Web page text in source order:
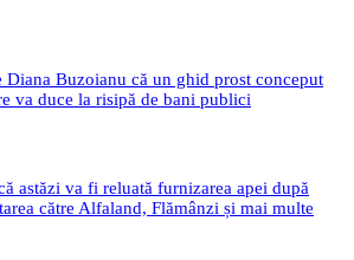
Diana Buzoianu că un ghid prost conceput
va duce la risipă de bani publici
astăzi va fi reluată furnizarea apei după
către Alfaland, Flămânzi și mai multe